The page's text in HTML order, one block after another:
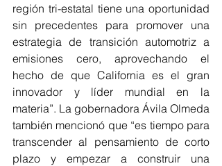
región tri-estatal tiene una oportunidad
sin precedentes para promover una
estrategia de transición automotriz a
emisiones cero, aprovechando el
hecho de que California es el gran
innovador y líder mundial en la
materia”. La gobernadora Ávila Olmeda
también mencionó que “es tiempo para
transcender al pensamiento de corto
plazo y empezar a construir una